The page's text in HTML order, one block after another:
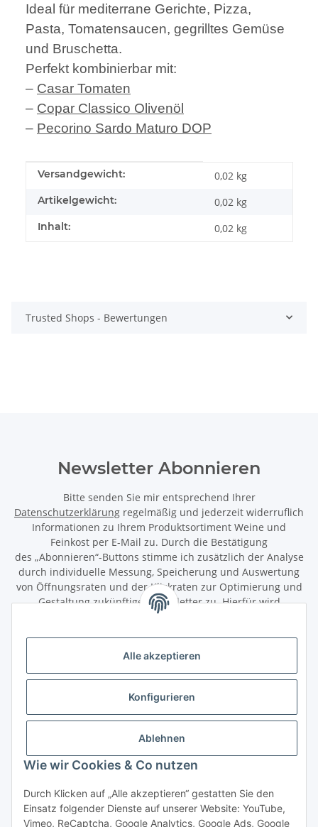
Alle akzeptieren
Konfigurieren
Ablehnen
Wie wir Cookies & Co nutzen
Durch Klicken auf „Alle akzeptieren“ gestatten Sie den
Einsatz folgender Dienste auf unserer Website: YouTube,
Vimeo, ReCaptcha, Google Analytics, Google Ads, Google
Ideal für mediterrane Gerichte, Pizza,
Pasta, Tomatensaucen, gegrilltes Gemüse
und Bruschetta.
Perfekt kombinierbar mit:
– Casar Tomaten
– Copar Classico Olivenöl
– Pecorino Sardo Maturo DOP
Produkteigenschaft
Wert
Versandgewicht: 0,02 kg
Artikelgewicht: 0,02 kg
Inhalt: 0,02 kg
Trusted Shops - Bewertungen
Newsletter Abonnieren
Bitte senden Sie mir entsprechend Ihrer
Datenschutzerklärung regelmäßig und jederzeit widerruflich
Informationen zu Ihrem Produktsortiment Weine und
Feinkost per E-Mail zu. Durch die Bestätigung
des „Abonnieren“-Buttons stimme ich zusätzlich der Analyse
durch individuelle Messung, Speicherung und Auswertung
von Öffnungsraten und der Klickraten zur Optimierung und
Gestaltung zukünftiger Newsletter zu. Hierfür wird
das Nutzungsverhalten in pseudonymisierter Form
Wirkung für die Zukunft über den Link in unserem Newsletter
abbestellen / widerrufen.
Gesetzliche Informationen
Informationen